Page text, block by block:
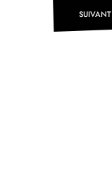
SUIVANT